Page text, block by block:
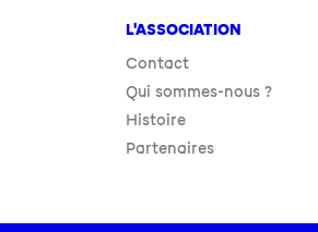
L'ASSOCIATION
Contact
Qui sommes-nous ?
Histoire
Partenaires